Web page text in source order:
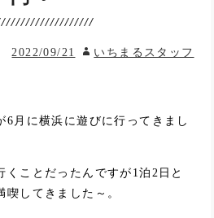
2022/09/21 いちまるスタッフ
6月に横浜に遊びに行ってきまし
くことだったんですが1泊2日と
してきました～。